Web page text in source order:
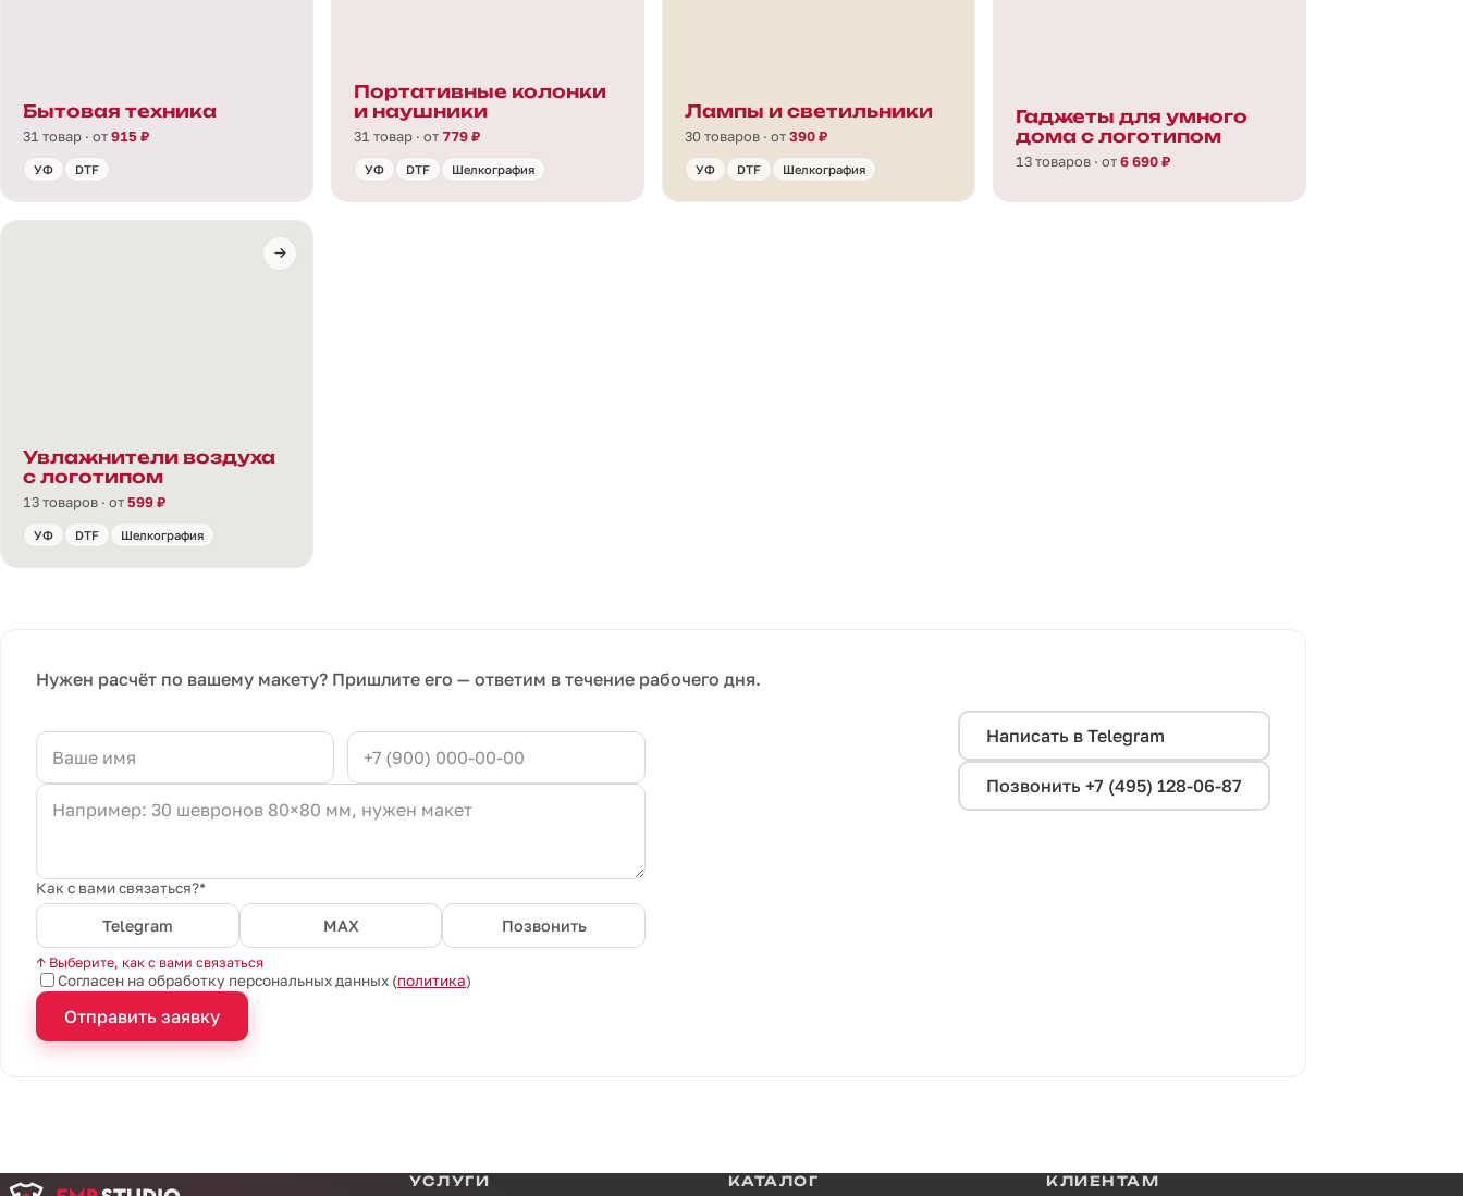
Бытовая техника
31 товар · от915 ₽
УФ DTF
Портативные колонки
и наушники
31 товар · от 779 ₽
УФ DTF Шелкография
Лампы и светильники
30 товаров · от390 ₽
УФ DTF Шелкография
Гаджеты для умного
дома с логотипом
13 товаров · от6 690 ₽
Увлажнители воздуха
с логотипом
13 товаров · от599 ₽
УФ DTF Шелкография
Нужен расчёт по вашему макету? Пришлите его — ответим в течение рабочего дня.
Как с вами связаться?*
Telegram MAX Позвонить
↑ Выберите, как с вами связаться
Согласен на обработку персональных данных (политика)
Отправить заявку
Написать в Telegram
Позвонить +7 (495) 128-06-87
УСЛУГИ КАТАЛОГ КЛИЕНТАМ